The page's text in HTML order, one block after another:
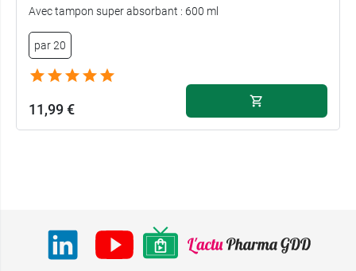
Avec tampon super absorbant : 600 ml
par 20
11,99 €